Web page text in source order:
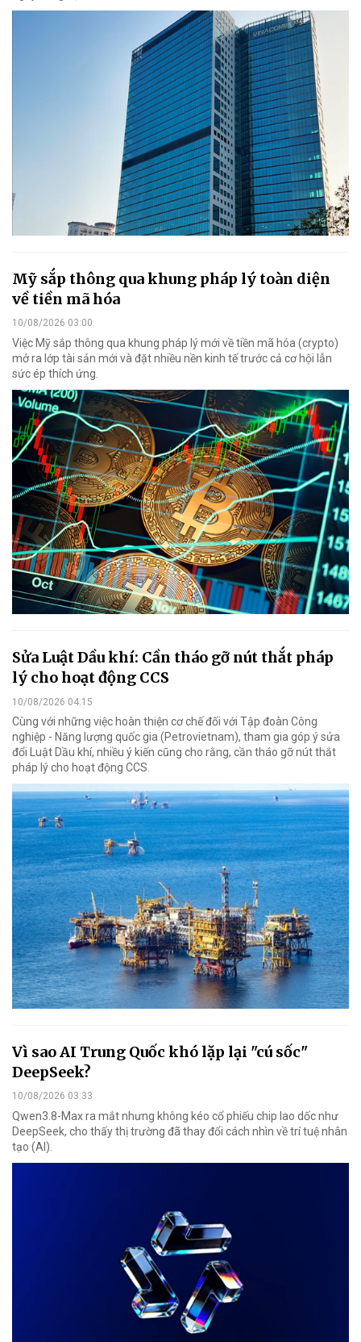
Mỹ sắp thông qua khung pháp lý toàn diện
về tiền mã hóa
10/08/2026 03:00
Việc Mỹ sắp thông qua khung pháp lý mới về tiền mã hóa (crypto)
mở ra lớp tài sản mới và đặt nhiều nền kinh tế trước cả cơ hội lẫn
sức ép thích ứng.
Sửa Luật Dầu khí: Cần tháo gỡ nút thắt pháp
lý cho hoạt động CCS
10/08/2026 04:15
Cùng với những việc hoàn thiện cơ chế đối với Tập đoàn Công
nghiệp - Năng lượng quốc gia (Petrovietnam), tham gia góp ý sửa
đổi Luật Dầu khí, nhiều ý kiến cũng cho rằng, cần tháo gỡ nút thắt
pháp lý cho hoạt động CCS.
Vì sao AI Trung Quốc khó lặp lại "cú sốc"
DeepSeek?
10/08/2026 03:33
Qwen3.8-Max ra mắt nhưng không kéo cổ phiếu chip lao dốc như
DeepSeek, cho thấy thị trường đã thay đổi cách nhìn về trí tuệ nhân
tạo (AI).